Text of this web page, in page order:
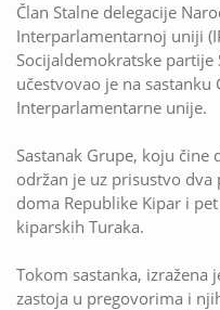
Član Stalne delegacije
Interparlamentarnoj uniji
Socijaldemokratske
učestvovao je na sastanku
Interparlamentarne unije.
Sastanak Grupe, koju čine
održan je uz prisustvo
doma Republike Kipar i
kiparskih Turaka.
Tokom sastanka, izražena
zastoja u pregovorima i